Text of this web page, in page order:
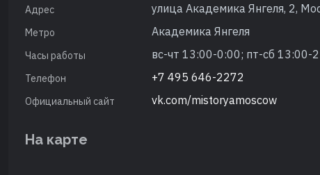
Адрес улица Академика Янгеля, 2,
Метро Академика Янгеля
Часы работы вс-чт 13:00-0:00; пт-сб 13:00-
Телефон +7 495 646-2272
Официальный сайт vk.com/mistoryamoscow
На карте